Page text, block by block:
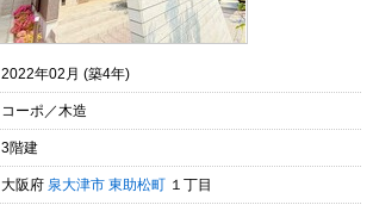
2022年02月 (築4年)
コーポ／木造
3階建
大阪府 泉大津市 東助松町 １丁目